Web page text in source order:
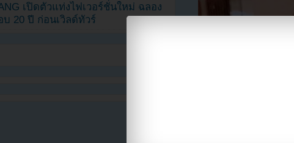
เปิดตัวแท่งไฟเวอร์ชั่นใหม่ ฉลอง
บ 20 ปี ก่อนเวิลด์ทัวร์